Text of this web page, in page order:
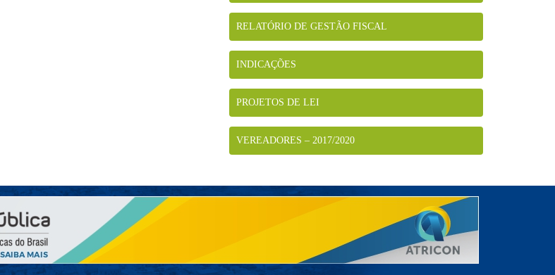
RELATÓRIO DE GESTÃO FISCAL
INDICAÇÕES
PROJETOS DE LEI
VEREADORES – 2017/2020